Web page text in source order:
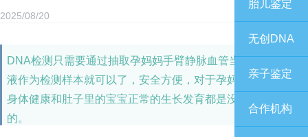
胎儿鉴定
无创DNA
亲子鉴定
合作机构
2025/08/20
DNA检测只需要通过抽取孕妈妈手臂静脉血管当中的些许血
液作为检测样本就可以了，安全方便，对于孕妈妈们自己的
身体健康和肚子里的宝宝正常的生长发育都是没有任何伤害
的。